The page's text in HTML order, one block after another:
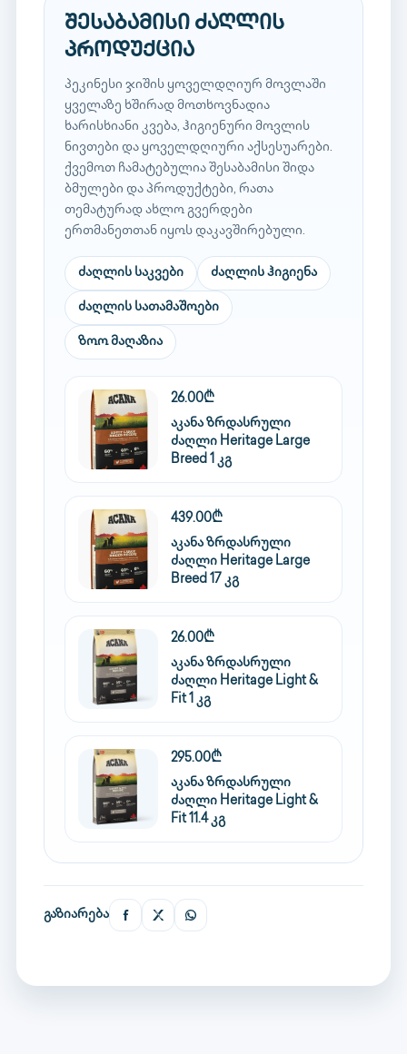
შესაბამისი ძაღლის
პროდუქცია
პეკინესი ჯიშის ყოველდღიურ მოვლაში
ყველაზე ხშირად მოთხოვნადია
ხარისხიანი კვება, ჰიგიენური მოვლის
ნივთები და ყოველდღიური აქსესუარები.
ქვემოთ ჩამატებულია შესაბამისი შიდა
ბმულები და პროდუქტები, რათა
თემატურად ახლო გვერდები
ერთმანეთთან იყოს დაკავშირებული.
ძაღლის საკვები ძაღლის ჰიგიენა
ძაღლის სათამაშოები
ზოო მაღაზია
26.00₾
აკანა ზრდასრული
ძაღლი Heritage Large
Breed 1 კგ
439.00₾
აკანა ზრდასრული
ძაღლი Heritage Large
Breed 17 კგ
26.00₾
აკანა ზრდასრული
ძაღლი Heritage Light &
Fit 1 კგ
295.00₾
აკანა ზრდასრული
ძაღლი Heritage Light &
Fit 11.4 კგ
გაზიარება